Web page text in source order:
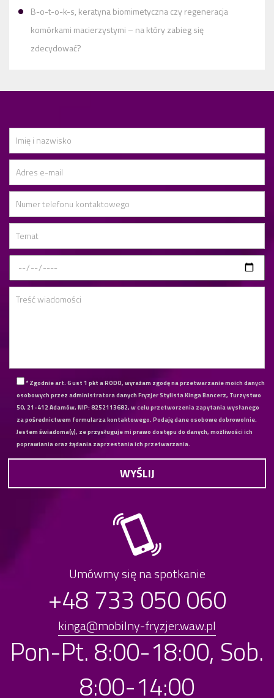
B-o-t-o-k-s, keratyna biomimetyczna czy regeneracja
komórkami macierzystymi – na który zabieg się
zdecydować?
* Zgodnie art. 6 ust 1 pkt a RODO, wyrażam zgodę na przetwarzanie moich danych
osobowych przez administratora danych Fryzjer Stylista Kinga Bancerz, Turzystwo
50, 21-412 Adamów, NIP: 8252113682, w celu przetworzenia zapytania wysłanego
za pośrednictwem formularza kontaktowego. Podaję dane osobowe dobrowolnie.
Jestem świadoma(y), ze przysługuje mi prawo dostępu do danych, możliwości ich
poprawiania oraz żądania zaprzestania ich przetwarzania.
Umówmy się na spotkanie
+48 733 050 060
kinga@mobilny-fryzjer.waw.pl
Pon-Pt. 8:00-18:00, Sob.
8:00-14:00